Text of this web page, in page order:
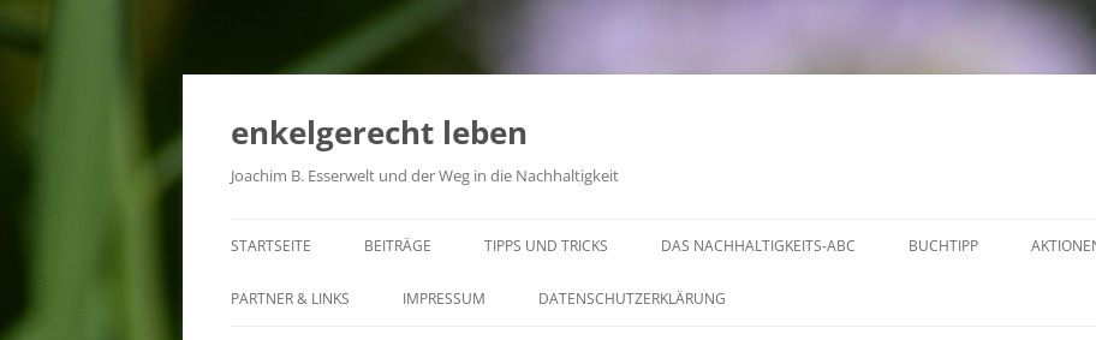
...
Zum
springen
enkelgerecht leben
Joachim B. Esserwelt und der Weg in die Nachhaltigkeit
STARTSEITE BEITRÄGE TIPPS UND TRICKS DAS NACHHALTIGKEITS-ABC BUCHTIPP
PARTNER & LINKS IMPRESSUM DATENSCHUTZERKLÄRUNG